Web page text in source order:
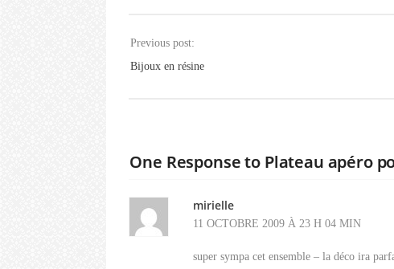
Previous post:
Bijoux en résine
One Response to Plateau apéro
mirielle
11 OCTOBRE 2009 À 23 H 04 MIN
super sympa cet ensemble – la déco ira